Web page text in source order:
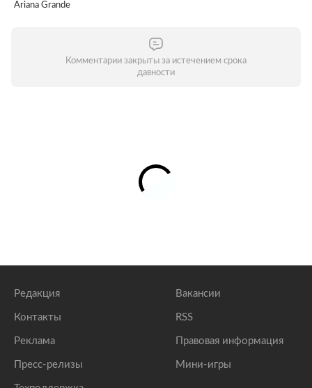
Ariana Grande
Комментарии закрыты за истечением срока
давности
Редакция
Контакты
Реклама
Пресс-релизы
Вакансии
RSS
Правовая информация
Мини-игры